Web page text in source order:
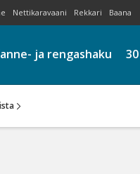
Nettikaravaani Rekkari Baana
ja rengashaku